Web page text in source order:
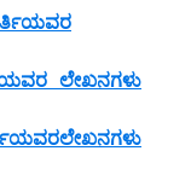
ಲೇಖನಗಳು